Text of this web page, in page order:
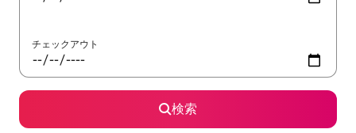
チェックアウト
検索